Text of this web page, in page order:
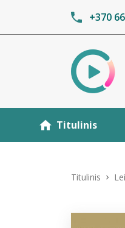
+370
Titulinis
Titulinis